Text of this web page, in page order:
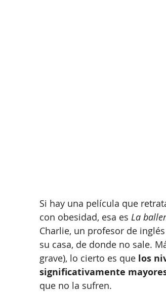
Si hay una película que
con obesidad, esa es La
Charlie, un profesor de
su casa, de donde no sale.
grave), lo cierto es que los
significativamente
que no la sufren.